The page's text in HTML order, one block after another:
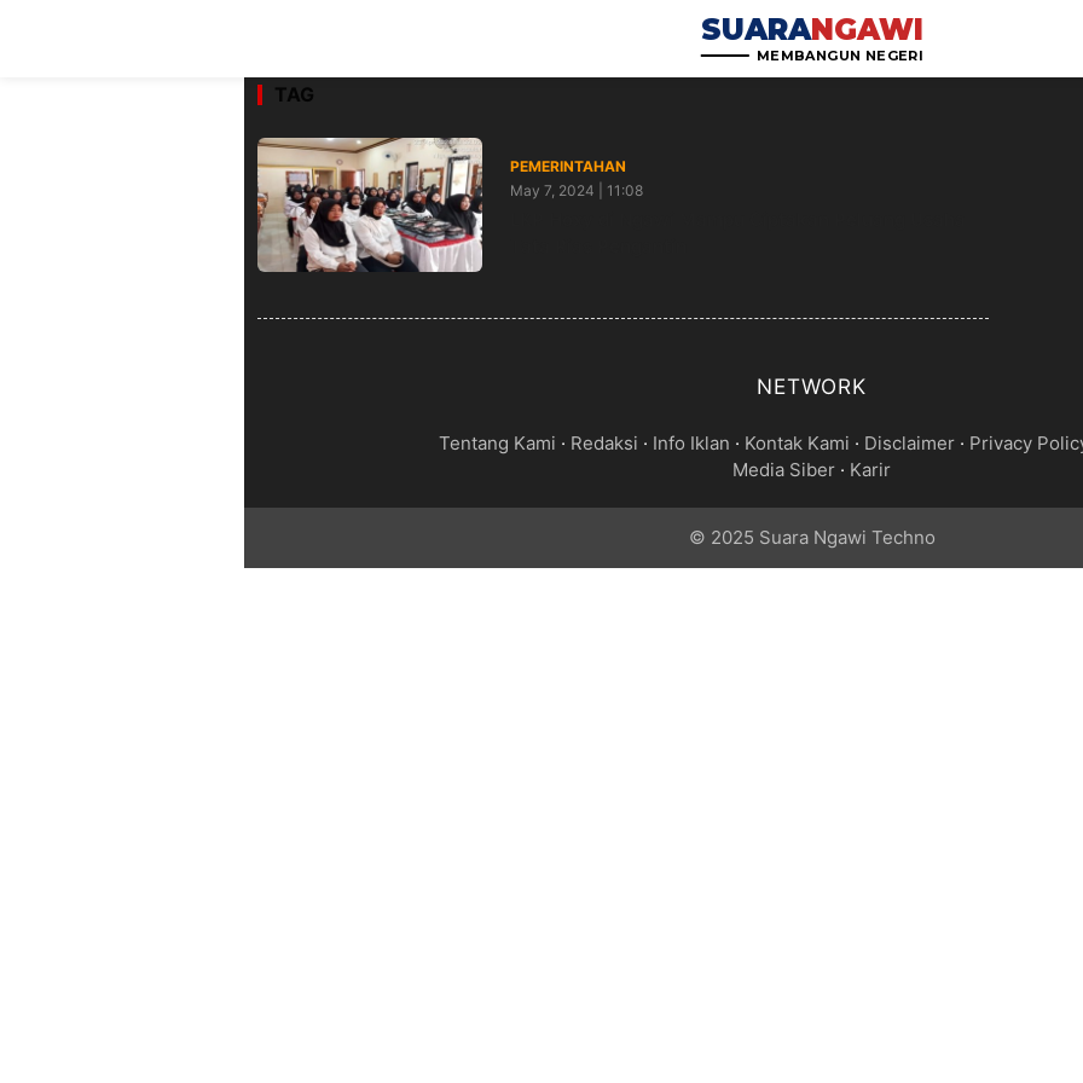
SUARANGAWI
MEMBANGUN NEGERI
TAG
PEMERINTAHAN
May 7, 2024 | 11:08
NETWORK
Tentang Kami · Redaksi · Info Iklan · Kontak Kami · Disclaimer · Privacy
Media Siber · Karir
© 2025 Suara Ngawi Techno